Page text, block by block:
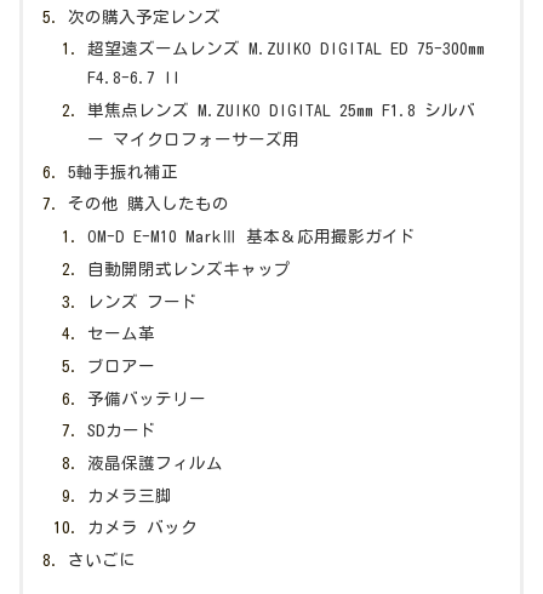
次の購入予定レンズ
超望遠ズームレンズ M.ZUIKO DIGITAL ED 75-300mm
F4.8-6.7 II
単焦点レンズ M.ZUIKO DIGITAL 25mm F1.8 シルバ
ー マイクロフォーサーズ用
5軸手振れ補正
その他 購入したもの
OM-D E-M10 MarkⅢ 基本＆応用撮影ガイド
自動開閉式レンズキャップ
レンズ フード
セーム革
ブロアー
予備バッテリー
SDカード
液晶保護フィルム
カメラ三脚
カメラ バック
さいごに